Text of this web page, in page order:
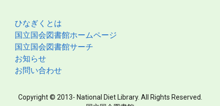
ひなぎくとは
国立国会図書館ホームページ
国立国会図書館サーチ
お知らせ
お問い合わせ
Copyright © 2013- National Diet Library. All Rights Reserved.